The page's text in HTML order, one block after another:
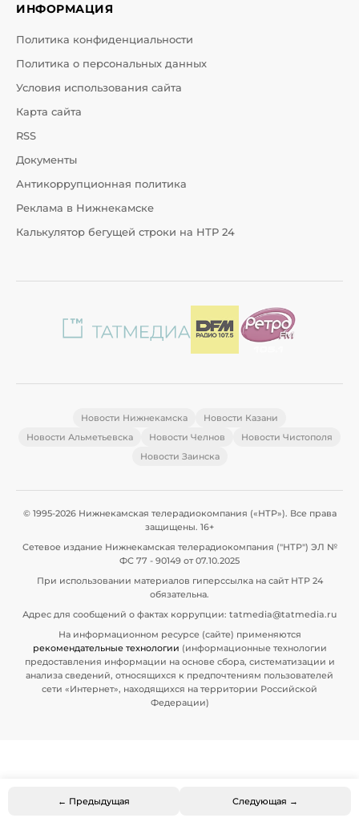
← Предыдущая Следующая →
ИНФОРМАЦИЯ
Политика конфиденциальности
Политика о персональных данных
Условия использования сайта
Карта сайта
RSS
Документы
Антикоррупционная политика
Реклама в Нижнекамске
Калькулятор бегущей строки на НТР 24
Новости Нижнекамска
Новости Казани
Новости Альметьевска
Новости Челнов
Новости Чистополя
Новости Заинска
© 1995-2026 Нижнекамская телерадиокомпания («НТР»). Все права
защищены. 16+
Сетевое издание Нижнекамская телерадиокомпания ("НТР") ЭЛ №
ФС 77 - 90149 от 07.10.2025
При использовании материалов гиперссылка на сайт НТР 24
обязательна.
Адрес для сообщений о фактах коррупции: tatmedia@tatmedia.ru
На информационном ресурсе (сайте) применяются
рекомендательные технологии (информационные технологии
предоставления информации на основе сбора, систематизации и
анализа сведений, относящихся к предпочтениям пользователей
сети «Интернет», находящихся на территории Российской
Федерации)